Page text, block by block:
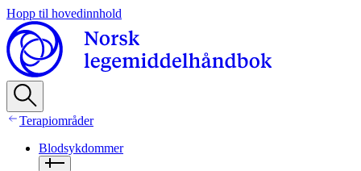
Hopp til hovedinnhold
Terapiområder
Blodsykdommer